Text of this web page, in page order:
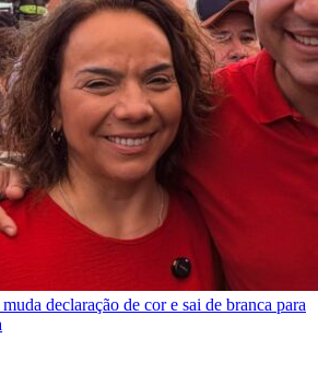
declaração de cor e sai de branca para